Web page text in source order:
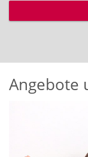
Angebote